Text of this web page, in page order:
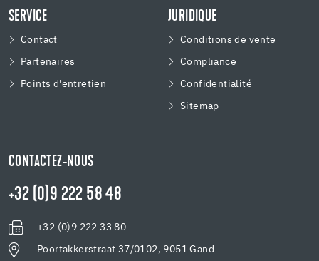
SERVICE
Contact
Partenaires
Points d'entretien
JURIDIQUE
Conditions de vente
Compliance
Confidentialité
Sitemap
CONTACTEZ-NOUS
+32 (0)9 222 58 48
+32 (0)9 222 33 80
Poortakkerstraat 37/0102, 9051 Gand